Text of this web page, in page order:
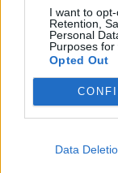
I want to
Retention,
Personal
Purposes for
Opted Out
Data